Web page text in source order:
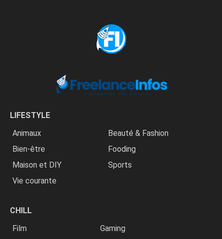
LIFESTYLE
Animaux
Beauté & Fashion
Bien-être
Fooding
Maison et DIY
Sports
Vie courante
CHILL
Film
Gaming